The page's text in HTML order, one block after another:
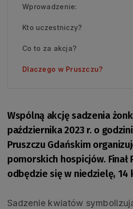
Wprowadzenie:
Kto uczestniczy?
Co to za akcja?
Dlaczego w Pruszczu?
Wspólną akcję sadzenia
października 2023 r. o
Pruszczu Gdańskim
pomorskich hospicjów. Finał
odbędzie się w niedzielę, 14
Sadzenie kwiatów